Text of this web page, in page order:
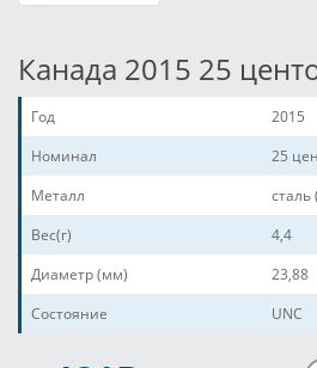
Канада 2015 25
Год
2015
Номинал
25
Металл
сталь
Вес(г)
4,4
Диаметр (мм)
23,88
Состояние
UNC